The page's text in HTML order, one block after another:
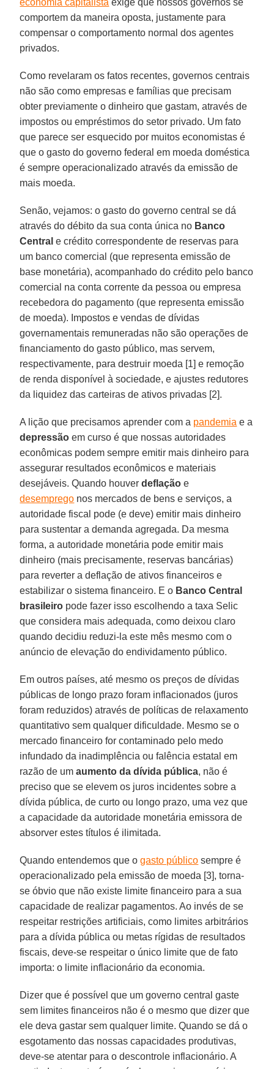
comportem da maneira oposta, justamente para
compensar o comportamento normal dos agentes
privados.
Como revelaram os fatos recentes, governos centrais
não são como empresas e famílias que precisam
obter previamente o dinheiro que gastam, através de
impostos ou empréstimos do setor privado. Um fato
que parece ser esquecido por muitos economistas é
que o gasto do governo federal em moeda doméstica
é sempre operacionalizado através da emissão de
mais moeda.
Senão, vejamos: o gasto do governo central se dá
através do débito da sua conta única no Banco
Central e crédito correspondente de reservas para
um banco comercial (que representa emissão de
base monetária), acompanhado do crédito pelo banco
comercial na conta corrente da pessoa ou empresa
recebedora do pagamento (que representa emissão
de moeda). Impostos e vendas de dívidas
governamentais remuneradas não são operações de
financiamento do gasto público, mas servem,
respectivamente, para destruir moeda [1] e remoção
de renda disponível à sociedade, e ajustes redutores
da liquidez das carteiras de ativos privadas [2].
A lição que precisamos aprender com a pandemia e a
depressão em curso é que nossas autoridades
econômicas podem sempre emitir mais dinheiro para
assegurar resultados econômicos e materiais
desejáveis. Quando houverdeflação e
desemprego nos mercados de bens e serviços, a
autoridade fiscal pode (e deve) emitir mais dinheiro
para sustentar a demanda agregada. Da mesma
forma, a autoridade monetária pode emitir mais
dinheiro (mais precisamente, reservas bancárias)
para reverter a deflação de ativos financeiros e
estabilizar o sistema financeiro. E o Banco Central
brasileiro pode fazer isso escolhendo a taxa Selic
que considera mais adequada, como deixou claro
quando decidiu reduzi-la este mês mesmo com o
anúncio de elevação do endividamento público.
Em outros países, até mesmo os preços de dívidas
públicas de longo prazo foram inflacionados (juros
foram reduzidos) através de políticas de relaxamento
quantitativo sem qualquer dificuldade. Mesmo se o
mercado financeiro for contaminado pelo medo
infundado da inadimplência ou falência estatal em
razão de umaumento da dívida pública, não é
preciso que se elevem os juros incidentes sobre a
dívida pública, de curto ou longo prazo, uma vez que
a capacidade da autoridade monetária emissora de
absorver estes títulos é ilimitada.
Quando entendemos que ogasto público sempre é
operacionalizado pela emissão de moeda [3], torna-
se óbvio que não existe limite financeiro para a sua
capacidade de realizar pagamentos. Ao invés de se
respeitar restrições artificiais, como limites arbitrários
para a dívida pública ou metas rígidas de resultados
fiscais, deve-se respeitar o único limite que de fato
importa: o limite inflacionário da economia.
Dizer que é possível que um governo central gaste
sem limites financeiros não é o mesmo que dizer que
ele deva gastar sem qualquer limite. Quando se dá o
esgotamento das nossas capacidades produtivas,
deve-se atentar para o descontrole inflacionário. A